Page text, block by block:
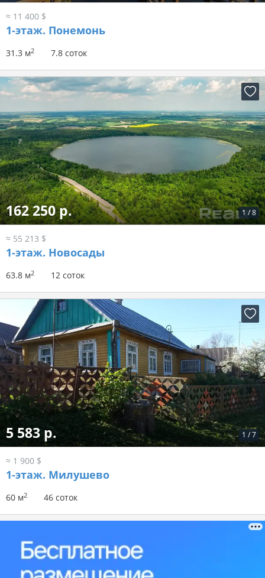
≈ 11 400 $
1-этаж. Понемонь
31.3 м2 7.8 соток
1 /8
162 250 р.
≈ 55 213 $
1-этаж. Новосады
63.8 м2 12 соток
1 /7
5 583 р.
≈ 1 900 $
1-этаж. Милушево
60 м2 46 соток